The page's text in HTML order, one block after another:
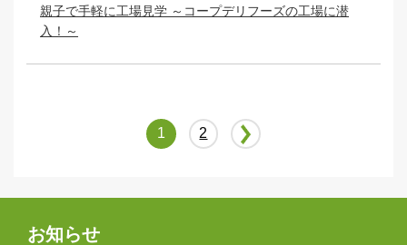
親子で手軽に工場見学 ～コープデリフーズの工場に潜
入！～
1 2
お知らせ